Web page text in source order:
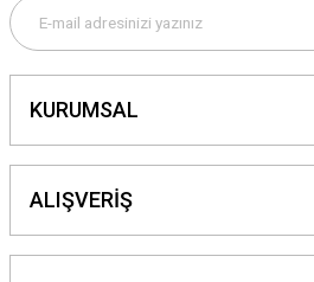
KURUMSAL
ALIŞVERİŞ